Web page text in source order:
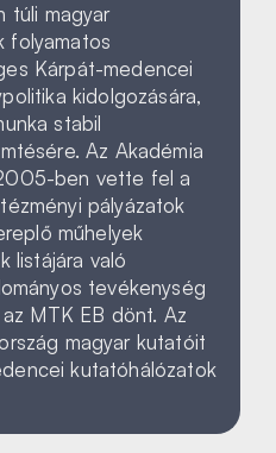
túli magyar
folyamatos
Kárpát-medencei
kidolgozására,
stabil
Az Akadémia
ben vette fel a
pályázatok
műhelyek
listájára való
tevékenység
MTK EB dönt. Az
magyar kutatóit
kutatóhálózatok